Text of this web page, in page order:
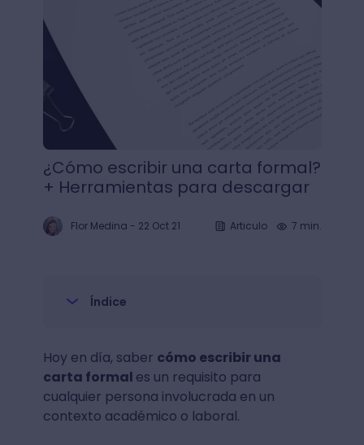
¿Cómo escribir una carta formal?
+ Herramientas para descargar
Flor Medina - 22 Oct 21 Articulo 7 min.
Índice
Hoy en día, saber cómo escribir una
carta formal es un requisito para
cualquier persona involucrada en un
contexto académico o laboral.